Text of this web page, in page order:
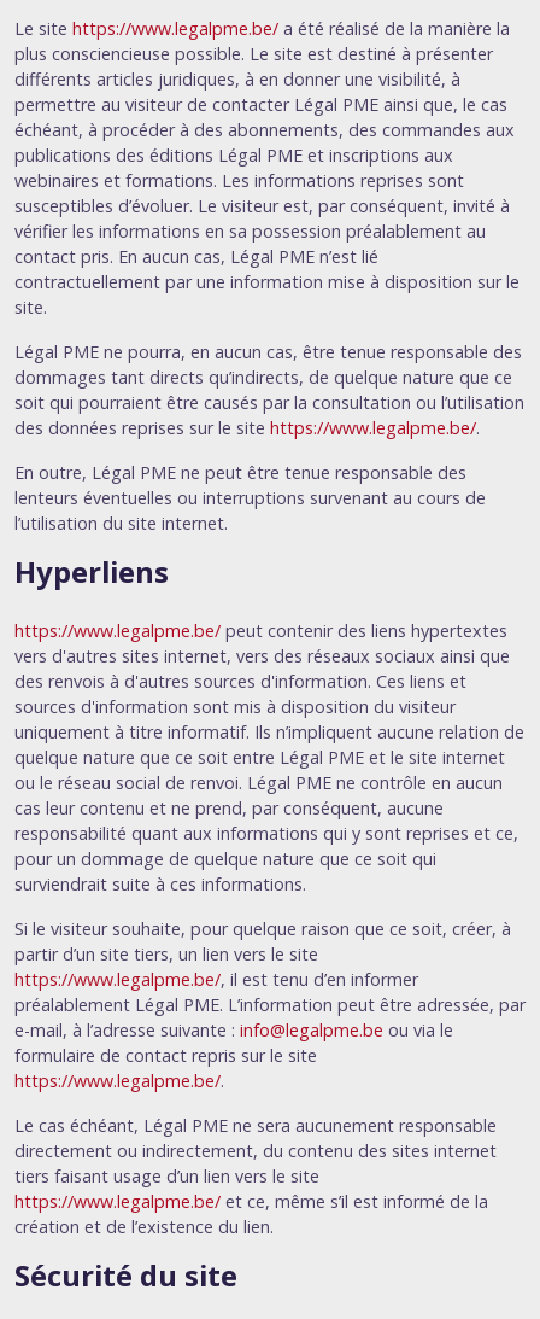
Le site https://www.legalpme.be/ a été réalisé de la manière la
plus consciencieuse possible. Le site est destiné à présenter
différents articles juridiques, à en donner une visibilité, à
permettre au visiteur de contacter Légal PME ainsi que, le cas
échéant, à procéder à des abonnements, des commandes aux
publications des éditions Légal PME et inscriptions aux
webinaires et formations. Les informations reprises sont
susceptibles d’évoluer. Le visiteur est, par conséquent, invité à
vérifier les informations en sa possession préalablement au
contact pris. En aucun cas, Légal PME n’est lié
contractuellement par une information mise à disposition sur le
site.
Légal PME ne pourra, en aucun cas, être tenue responsable des
dommages tant directs qu’indirects, de quelque nature que ce
soit qui pourraient être causés par la consultation ou l’utilisation
des données reprises sur le site https://www.legalpme.be/.
En outre, Légal PME ne peut être tenue responsable des
lenteurs éventuelles ou interruptions survenant au cours de
l’utilisation du site internet.
Hyperliens
https://www.legalpme.be/ peut contenir des liens hypertextes
vers d'autres sites internet, vers des réseaux sociaux ainsi que
des renvois à d'autres sources d'information. Ces liens et
sources d'information sont mis à disposition du visiteur
uniquement à titre informatif. Ils n’impliquent aucune relation de
quelque nature que ce soit entre Légal PME et le site internet
ou le réseau social de renvoi. Légal PME ne contrôle en aucun
cas leur contenu et ne prend, par conséquent, aucune
responsabilité quant aux informations qui y sont reprises et ce,
pour un dommage de quelque nature que ce soit qui
surviendrait suite à ces informations.
Si le visiteur souhaite, pour quelque raison que ce soit, créer, à
partir d’un site tiers, un lien vers le site
https://www.legalpme.be/, il est tenu d’en informer
préalablement Légal PME. L’information peut être adressée, par
e-mail, à l’adresse suivante : info@legalpme.be ou via le
formulaire de contact repris sur le site
https://www.legalpme.be/.
Le cas échéant, Légal PME ne sera aucunement responsable
directement ou indirectement, du contenu des sites internet
tiers faisant usage d’un lien vers le site
https://www.legalpme.be/ et ce, même s’il est informé de la
création et de l’existence du lien.
Sécurité du site